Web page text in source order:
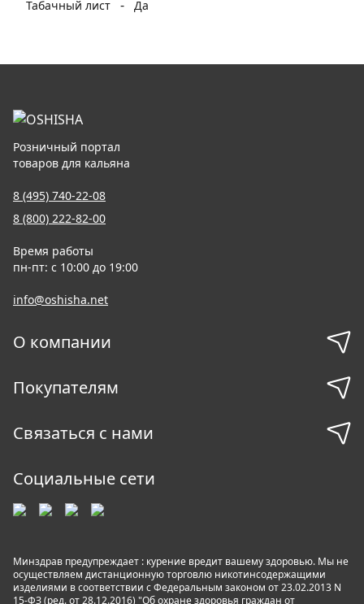
Табачный лист
- Да
Розничный портал
товаров для кальяна
8 (495) 740-22-08
8 (800) 222-82-00
Время работы
пн-пт: с 10:00 до 19:00
info@oshisha.net
О компании
Покупателям
Связаться с нами
Социальные сети
Минздрав предупреждает : курение вредит вашему здоровью. Мы не
осуществляем дистанционную торговлю никотинсодержащими
изделиями в соответствии с Федеральным законом от 23.02.2013 N
15-ФЗ (ред. от 28.12.2016) "Об охране здоровья граждан от